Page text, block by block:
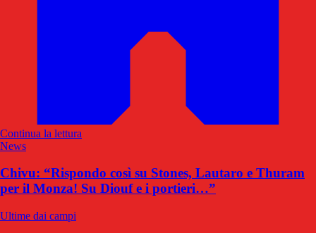
Continua la lettura
News
Chivu: “Rispondo così su Stones, Lautaro e Thuram
per il Monza! Su Diouf e i portieri…”
Ultime dai campi